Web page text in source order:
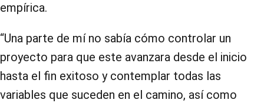
empírica.
“Una parte de mí no sabía cómo controlar un
proyecto para que este avanzara desde el inicio
hasta el fin exitoso y contemplar todas las
variables que suceden en el camino, así como